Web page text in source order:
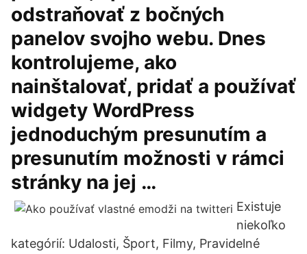
odstraňovať z bočných
panelov svojho webu. Dnes
kontrolujeme, ako
nainštalovať, pridať a používať
widgety WordPress
jednoduchým presunutím a
presunutím možnosti v rámci
stránky na jej …
Existuje
niekoľko
kategórií: Udalosti, Šport, Filmy, Pravidelné